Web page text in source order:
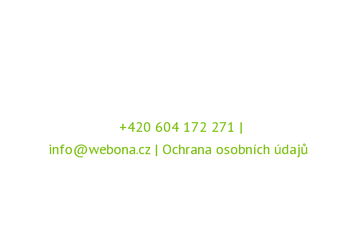
+420 604 172 271 |
info@webona.cz | Ochrana osobních údajů